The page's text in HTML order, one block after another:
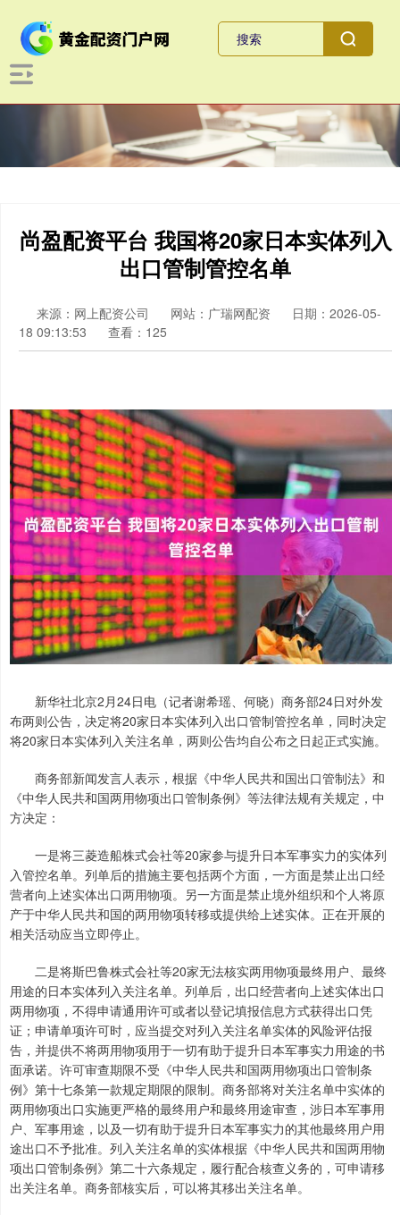
尚盈配资平台 我国将20家日本实体列入
出口管制管控名单
来源：网上配资公司 网站：广瑞网配资
日期：2026-05-
18 09:13:53
查看：125
新华社北京2月24日电（记者谢希瑶、何晓）商务部24日对外发
布两则公告，决定将20家日本实体列入出口管制管控名单，同时决定
将20家日本实体列入关注名单，两则公告均自公布之日起正式实施。
商务部新闻发言人表示，根据《中华人民共和国出口管制法》和
《中华人民共和国两用物项出口管制条例》等法律法规有关规定，中
方决定：
一是将三菱造船株式会社等20家参与提升日本军事实力的实体列
入管控名单。列单后的措施主要包括两个方面，一方面是禁止出口经
营者向上述实体出口两用物项。另一方面是禁止境外组织和个人将原
产于中华人民共和国的两用物项转移或提供给上述实体。正在开展的
相关活动应当立即停止。
二是将斯巴鲁株式会社等20家无法核实两用物项最终用户、最终
用途的日本实体列入关注名单。列单后，出口经营者向上述实体出口
两用物项，不得申请通用许可或者以登记填报信息方式获得出口凭
证；申请单项许可时，应当提交对列入关注名单实体的风险评估报
告，并提供不将两用物项用于一切有助于提升日本军事实力用途的书
面承诺。许可审查期限不受《中华人民共和国两用物项出口管制条
例》第十七条第一款规定期限的限制。商务部将对关注名单中实体的
两用物项出口实施更严格的最终用户和最终用途审查，涉日本军事用
户、军事用途，以及一切有助于提升日本军事实力的其他最终用户用
途出口不予批准。列入关注名单的实体根据《中华人民共和国两用物
项出口管制条例》第二十六条规定，履行配合核查义务的，可申请移
出关注名单。商务部核实后，可以将其移出关注名单。